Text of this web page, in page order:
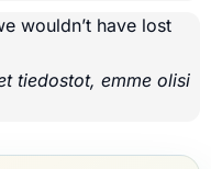
wouldn’t have lost
tiedostot, emme olisi